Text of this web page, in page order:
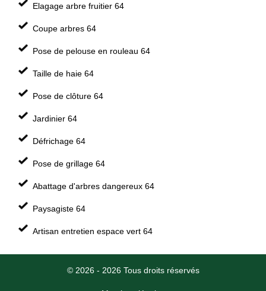
Elagage arbre fruitier 64
Coupe arbres 64
Pose de pelouse en rouleau 64
Taille de haie 64
Pose de clôture 64
Jardinier 64
Défrichage 64
Pose de grillage 64
Abattage d'arbres dangereux 64
Paysagiste 64
Artisan entretien espace vert 64
© 2026 - 2026 Tous droits réservés